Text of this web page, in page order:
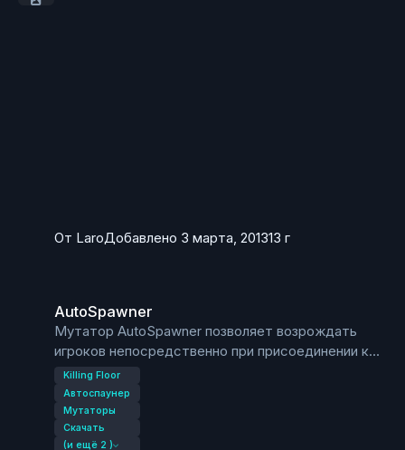
От LaroДобавлено 3 марта, 201313 г
AutoSpawner
Мутатор AutoSpawner позволяет возрождать
игроков непосредственно при присоединении к
игре.
Напомню, что без мутатора AutoSpawner, игрок
присоединяется и попадает в лобби, где и
находится до конца волны.С
Killing Floor
Автоспаунер
Мутаторы
Скачать
(и ещё 2 )